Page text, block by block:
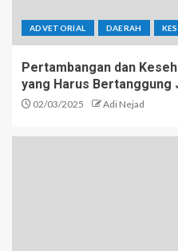
ADVETORIAL DAERAH
Pertambangan dan
yang Harus Bertanggung
02/03/2025 Adi Nejad